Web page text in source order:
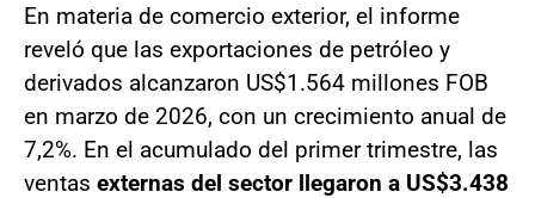
En materia de comercio exterior, el informe
reveló que las exportaciones de petróleo y
derivados alcanzaron US$1.564 millones FOB
en marzo de 2026, con un crecimiento anual de
7,2%. En el acumulado del primer trimestre, las
ventas externas del sector llegaron a US$3.438